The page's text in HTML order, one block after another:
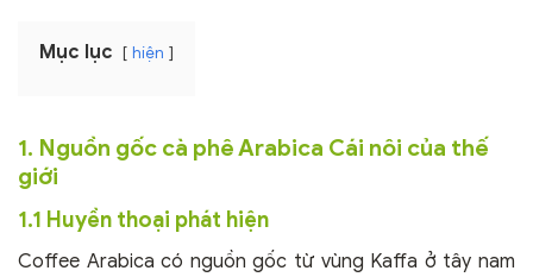
Mục lục hiện
1. Nguồn gốc cà phê Arabica Cái nôi của thế
giới
1.1 Huyền thoại phát hiện
Coffee Arabica có nguồn gốc từ vùng Kaffa ở tây nam